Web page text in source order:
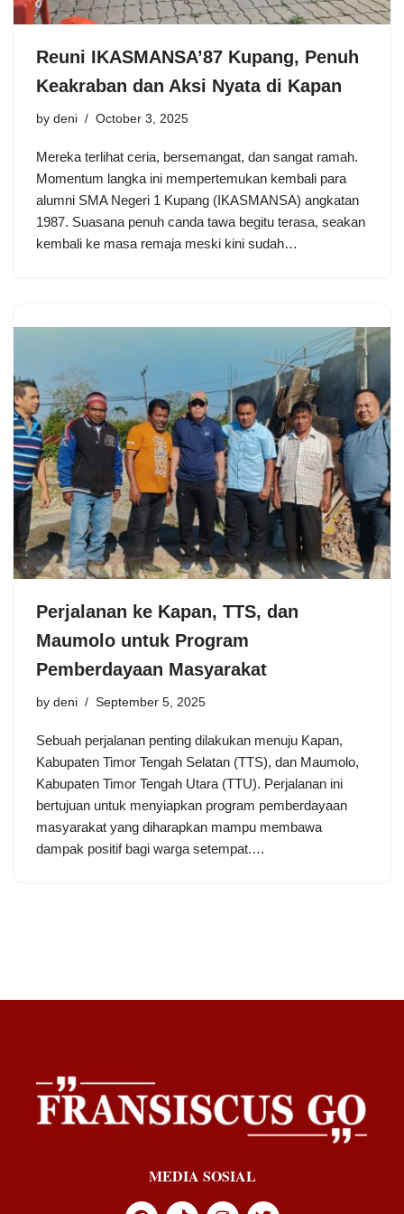
Reuni IKASMANSA’87 Kupang, Penuh
Keakraban dan Aksi Nyata di Kapan
by deni October 3, 2025
Mereka terlihat ceria, bersemangat, dan sangat ramah.
Momentum langka ini mempertemukan kembali para
alumni SMA Negeri 1 Kupang (IKASMANSA) angkatan
1987. Suasana penuh canda tawa begitu terasa, seakan
kembali ke masa remaja meski kini sudah…
Perjalanan ke Kapan, TTS, dan
Maumolo untuk Program
Pemberdayaan Masyarakat
by deni September 5, 2025
Sebuah perjalanan penting dilakukan menuju Kapan,
Kabupaten Timor Tengah Selatan (TTS), dan Maumolo,
Kabupaten Timor Tengah Utara (TTU). Perjalanan ini
bertujuan untuk menyiapkan program pemberdayaan
masyarakat yang diharapkan mampu membawa
dampak positif bagi warga setempat.…
MEDIA SOSIAL